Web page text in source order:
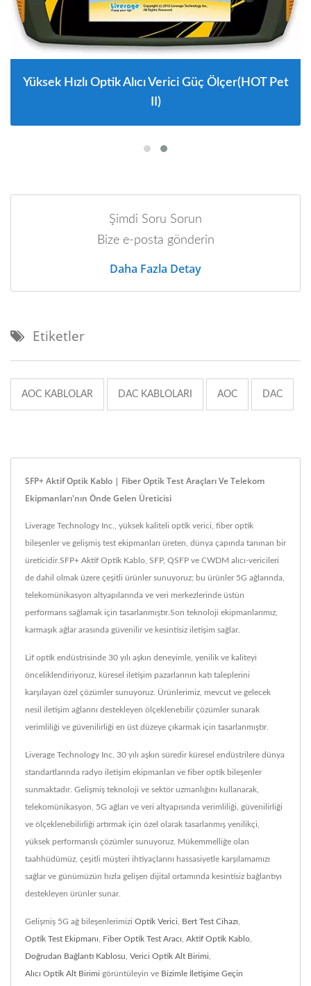
Yüksek Hızlı Optik Alıcı Verici Güç Ölçer(HOT Pet
II)
Şimdi Soru Sorun
Bize e-posta gönderin
Daha Fazla Detay
Etiketler
AOC KABLOLAR DAC KABLOLARI AOC DAC
SFP+ Aktif Optik Kablo | Fiber Optik Test Araçları Ve Telekom
Ekipmanları'nın Önde Gelen Üreticisi
Liverage Technology Inc., yüksek kaliteli optik verici, fiber optik
bileşenler ve gelişmiş test ekipmanları üreten, dünya çapında tanınan bir
üreticidir.SFP+ Aktif Optik Kablo, SFP, QSFP ve CWDM alıcı-vericileri
de dahil olmak üzere çeşitli ürünler sunuyoruz; bu ürünler 5G ağlarında,
telekomünikasyon altyapılarında ve veri merkezlerinde üstün
performans sağlamak için tasarlanmıştır.Son teknoloji ekipmanlarımız,
karmaşık ağlar arasında güvenilir ve kesintisiz iletişim sağlar.
Lif optik endüstrisinde 30 yılı aşkın deneyimle, yenilik ve kaliteyi
önceliklendiriyoruz, küresel iletişim pazarlarının katı taleplerini
karşılayan özel çözümler sunuyoruz. Ürünlerimiz, mevcut ve gelecek
nesil iletişim ağlarını destekleyen ölçeklenebilir çözümler sunarak
verimliliği ve güvenilirliği en üst düzeye çıkarmak için tasarlanmıştır.
Liverage Technology Inc. 30 yılı aşkın süredir küresel endüstrilere dünya
standartlarında radyo iletişim ekipmanları ve fiber optik bileşenler
sunmaktadır. Gelişmiş teknoloji ve sektör uzmanlığını kullanarak,
telekomünikasyon, 5G ağları ve veri altyapısında verimliliği, güvenilirliği
ve ölçeklenebilirliği artırmak için özel olarak tasarlanmış yenilikçi,
yüksek performanslı çözümler sunuyoruz. Mükemmelliğe olan
taahhüdümüz, çeşitli müşteri ihtiyaçlarını hassasiyetle karşılamamızı
sağlar ve günümüzün hızla gelişen dijital ortamında kesintisiz bağlantıyı
destekleyen ürünler sunar.
Gelişmiş 5G ağ bileşenlerimizi Optik Verici Bert Test Cihazı
Optik Test Ekipmanı Fiber Optik Test Aracı Aktif Optik Kablo
Doğrudan Bağlantı Kablosu Verici Optik Alt Birimi
Alıcı Optik Alt Birimi görüntüleyin ve Bizimle İletişime Geçin